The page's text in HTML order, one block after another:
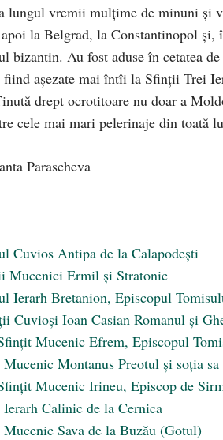
lungul vremii mulțime de minuni și
la Belgrad, la Constantinopol și,
bizantin. Au fost aduse în cetatea
așezate mai întîi la Sfinții Trei
drept ocrotitoare nu doar a
cele mai mari pelerinaje din toată
Cuvios Antipa de la Calapodești
Mucenici Ermil și Stratonic
Ierarh Bretanion, Episcopul
Cuvioși Ioan Casian Romanul și
Mucenic Efrem, Episcopul
Montanus Preotul și soția
Mucenic Irineu, Episcop de
Calinic de la Cernica
Sava de la Buzău (Gotul)